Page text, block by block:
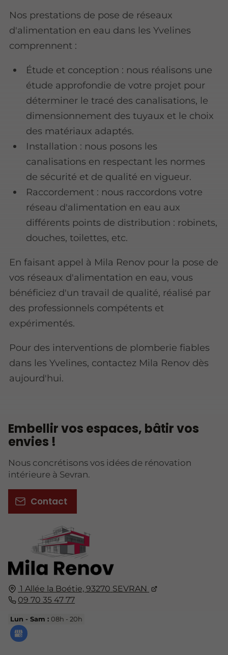
Nos prestations de pose de réseaux
d'alimentation en eau dans les Yvelines
comprennent :
Étude et conception : nous réalisons une
étude approfondie de votre projet pour
déterminer le tracé des canalisations, le
dimensionnement des tuyaux et le choix
des matériaux adaptés.
Installation : nous posons les
canalisations en respectant les normes
de sécurité et de qualité en vigueur.
Raccordement : nous raccordons votre
réseau d'alimentation en eau aux
différents points de distribution : robinets,
douches, toilettes, etc.
En faisant appel à Mila Renov pour la pose de
vos réseaux d'alimentation en eau, vous
bénéficiez d'un travail de qualité, réalisé par
des professionnels compétents et
expérimentés.
Pour des interventions de plomberie fiables
dans les Yvelines, contactez Mila Renov dès
aujourd'hui.
1 Allée la Boétie,93270 SEVRAN
09 70 35 47 77
Lun - Sam :08h - 20h
Embellir vos espaces, bâtir vos
envies !
Nous concrétisons vos idées de rénovation
intérieure à Sevran.
Contact